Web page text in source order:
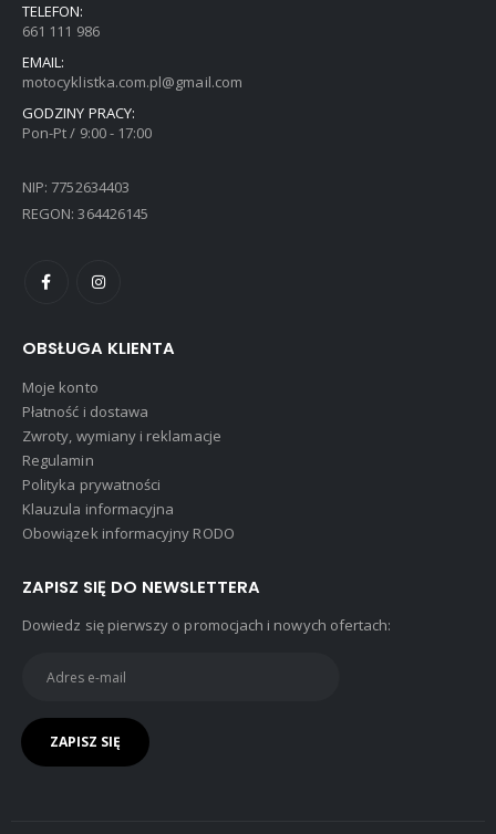
TELEFON:
661 111 986
EMAIL:
motocyklistka.com.pl@gmail.com
GODZINY PRACY:
Pon-Pt / 9:00 - 17:00
NIP: 7752634403
REGON: 364426145
OBSŁUGA KLIENTA
Moje konto
Płatność i dostawa
Zwroty, wymiany i reklamacje
Regulamin
Polityka prywatności
Klauzula informacyjna
Obowiązek informacyjny RODO
ZAPISZ SIĘ DO NEWSLETTERA
Dowiedz się pierwszy o promocjach i nowych ofertach: